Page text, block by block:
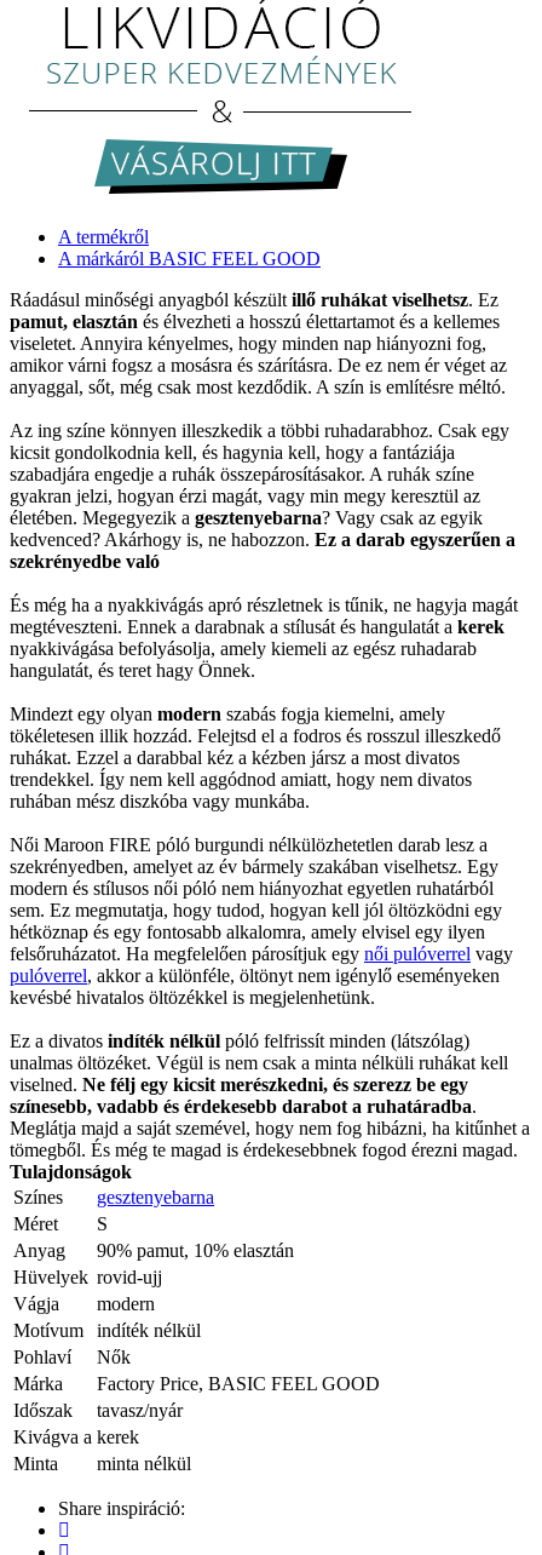
A termékről
A márkáról BASIC FEEL GOOD
Ráadásul minőségi anyagból készült illő ruhákat viselhetsz. Ez
pamut, elasztán és élvezheti a hosszú élettartamot és a kellemes
viseletet. Annyira kényelmes, hogy minden nap hiányozni fog,
amikor várni fogsz a mosásra és szárításra. De ez nem ér véget az
anyaggal, sőt, még csak most kezdődik. A szín is említésre méltó.
Az ing színe könnyen illeszkedik a többi ruhadarabhoz. Csak egy
kicsit gondolkodnia kell, és hagynia kell, hogy a fantáziája
szabadjára engedje a ruhák összepárosításakor. A ruhák színe
gyakran jelzi, hogyan érzi magát, vagy min megy keresztül az
életében. Megegyezik a gesztenyebarna? Vagy csak az egyik
kedvenced? Akárhogy is, ne habozzon. Ez a darab egyszerűen a
szekrényedbe való
És még ha a nyakkivágás apró részletnek is tűnik, ne hagyja magát
megtéveszteni. Ennek a darabnak a stílusát és hangulatát a kerek
nyakkivágása befolyásolja, amely kiemeli az egész ruhadarab
hangulatát, és teret hagy Önnek.
Mindezt egy olyan modern szabás fogja kiemelni, amely
tökéletesen illik hozzád. Felejtsd el a fodros és rosszul illeszkedő
ruhákat. Ezzel a darabbal kéz a kézben jársz a most divatos
trendekkel. Így nem kell aggódnod amiatt, hogy nem divatos
ruhában mész diszkóba vagy munkába.
Női Maroon FIRE póló burgundi nélkülözhetetlen darab lesz a
szekrényedben, amelyet az év bármely szakában viselhetsz. Egy
modern és stílusos női póló nem hiányozhat egyetlen ruhatárból
sem. Ez megmutatja, hogy tudod, hogyan kell jól öltözködni egy
hétköznap és egy fontosabb alkalomra, amely elvisel egy ilyen
felsőruházatot. Ha megfelelően párosítjuk egy női pulóverrel vagy
pulóverrel, akkor a különféle, öltönyt nem igénylő eseményeken
kevésbé hivatalos öltözékkel is megjelenhetünk.
Ez a divatos indíték nélkül póló felfrissít minden (látszólag)
unalmas öltözéket. Végül is nem csak a minta nélküli ruhákat kell
viselned. Ne félj egy kicsit merészkedni, és szerezz be egy
színesebb, vadabb és érdekesebb darabot a ruhatáradba.
Meglátja majd a saját szemével, hogy nem fog hibázni, ha kitűnhet a
tömegből. És még te magad is érdekesebbnek fogod érezni magad.
Tulajdonságok
Színes
gesztenyebarna
Méret
S
Anyag
90% pamut, 10% elasztán
Hüvelyek rovid-ujj
Vágja
modern
Motívum
indíték nélkül
Pohlaví
Nők
Márka
Factory Price, BASIC FEEL GOOD
Időszak
tavasz/nyár
Kivágva a kerek
Minta
minta nélkül
Share inspiráció: